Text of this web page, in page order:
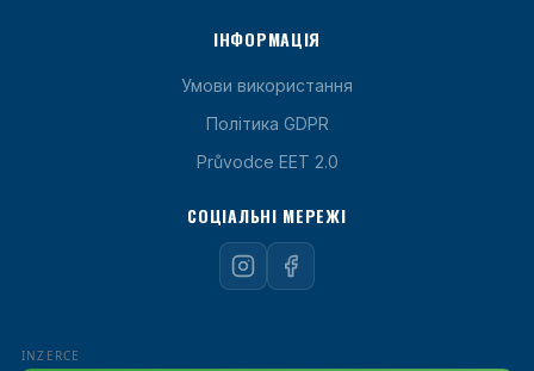
ІНФОРМАЦІЯ
Умови використання
Політика GDPR
Průvodce EET 2.0
СОЦІАЛЬНІ МЕРЕЖІ